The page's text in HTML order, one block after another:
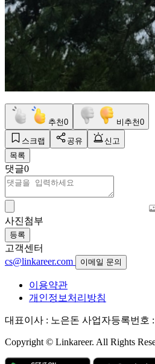
추천0 비추천0
스크랩 공유
신고
목록
댓글0
사진첨부
등록
고객센터
cs@linkareer.com
이메일 문의
이용약관
개인정보처리방침
대표이사 : 노은돈 사업자등록번호 :
Copyright © Linkareer. All Rights